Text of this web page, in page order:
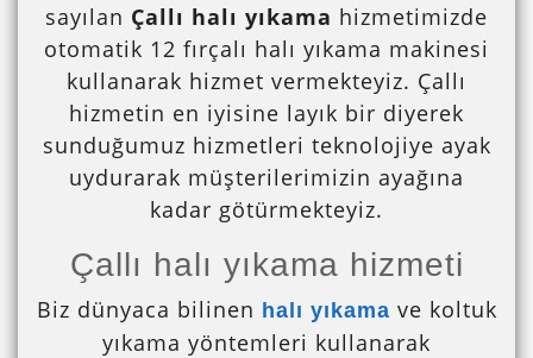
sayılan Çallı halı yıkama hizmetimizde
otomatik 12 fırçalı halı yıkama makinesi
kullanarak hizmet vermekteyiz. Çallı
hizmetin en iyisine layık bir diyerek
sunduğumuz hizmetleri teknolojiye ayak
uydurarak müşterilerimizin ayağına
kadar götürmekteyiz.
Çallı halı yıkama hizmeti
Biz dünyaca bilinen halı yıkama ve koltuk
yıkama yöntemleri kullanarak